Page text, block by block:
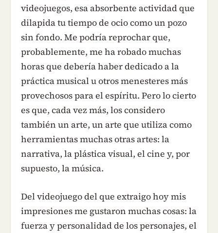
videojuegos, esa absorbente actividad que
dilapida tu tiempo de ocio como un pozo
sin fondo. Me podría reprochar que,
probablemente, me ha robado muchas
horas que debería haber dedicado a la
práctica musical u otros menesteres más
provechosos para el espíritu. Pero lo cierto
es que, cada vez más, los considero
también un arte, un arte que utiliza como
herramientas muchas otras artes: la
narrativa, la plástica visual, el cine y, por
supuesto, la música.
Del videojuego del que extraigo hoy mis
impresiones me gustaron muchas cosas: la
fuerza y personalidad de los personajes, el